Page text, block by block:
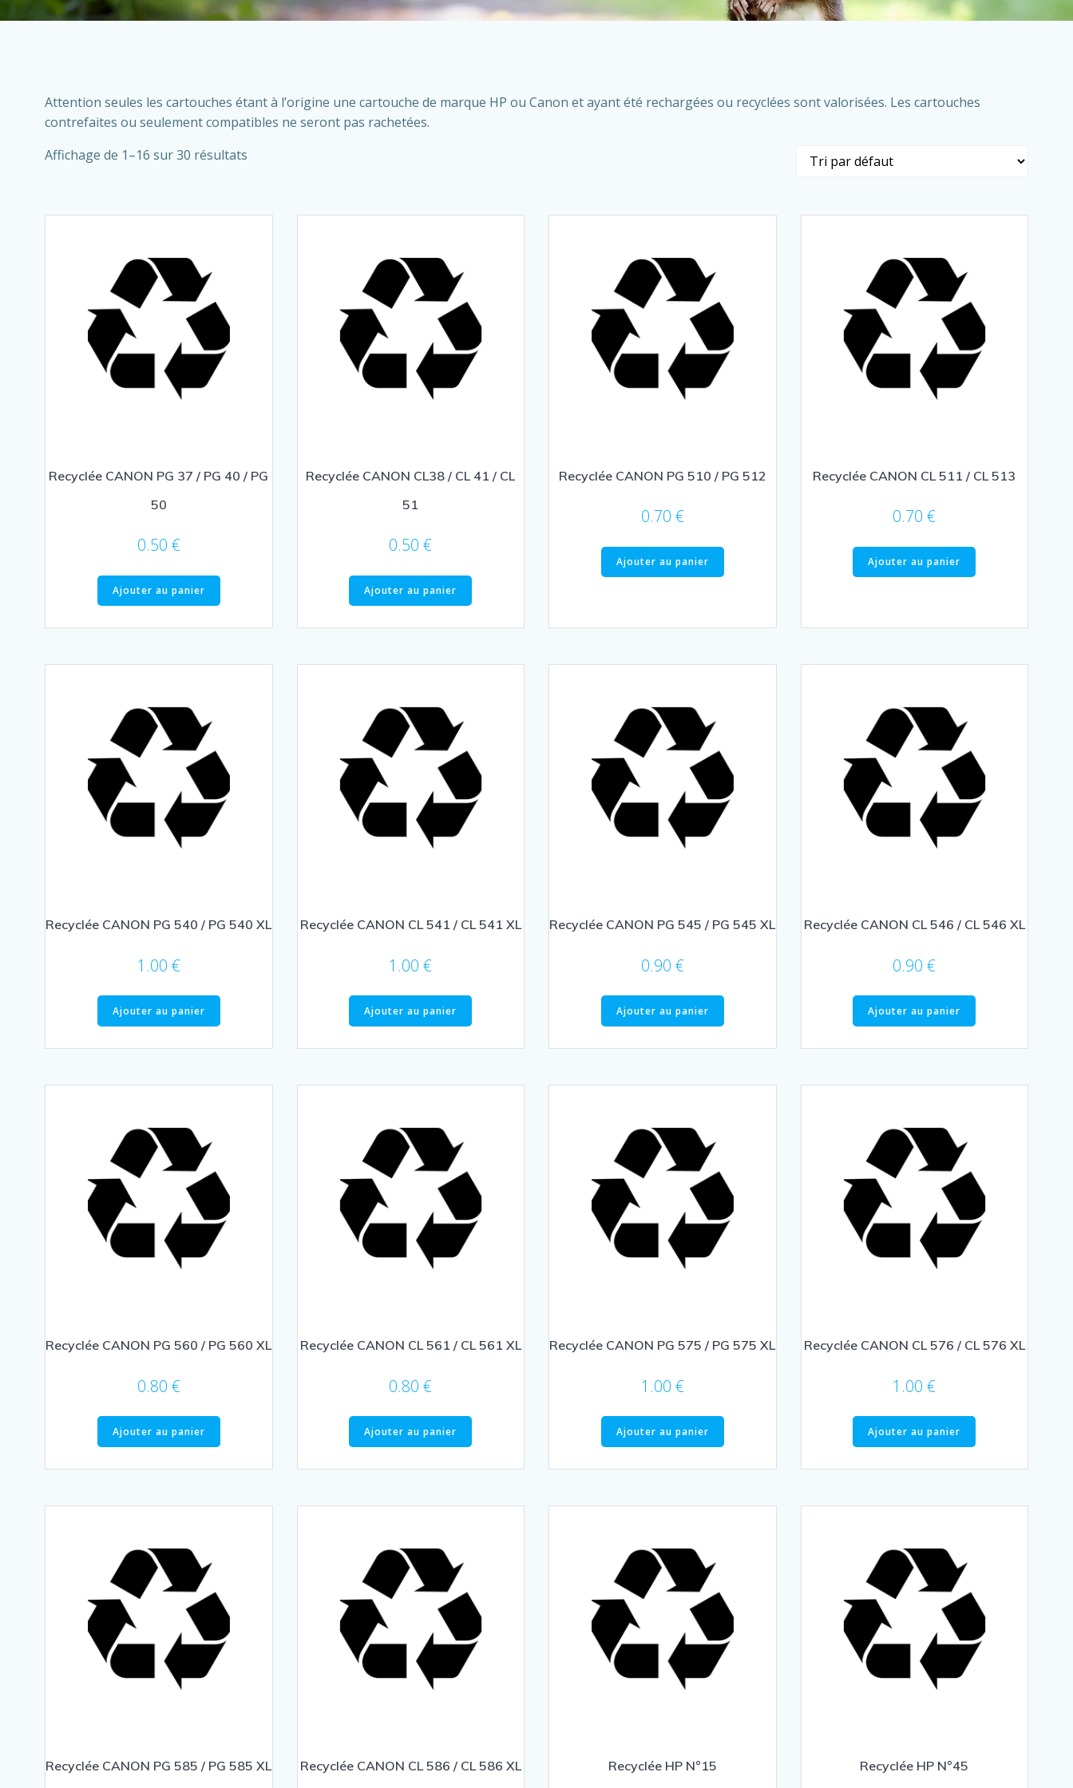
Attention seules les cartouches étant à l’origine une cartouche de marque HP ou Canon et ayant été rechargées ou recyclées sont valorisées. Les cartouches
contrefaites ou seulement compatibles ne seront pas rachetées.
Affichage de 1–16 sur 30 résultats
Recyclée CANON PG 37 / PG 40 / PG
50
0.50 €
Ajouter au panier
Recyclée CANON CL38 / CL 41 / CL
51
0.50€
Ajouter au panier
Recyclée CANON PG 510 / PG 512
0.70 €
Ajouter au panier
Recyclée CANON CL 511 / CL 513
0.70€
Ajouter au panier
Recyclée CANON PG 540 / PG 540 XL
1.00 €
Ajouter au panier
Recyclée CANON CL 541 / CL 541 XL
1.00€
Ajouter au panier
Recyclée CANON PG 545 / PG 545 XL
0.90 €
Ajouter au panier
Recyclée CANON CL 546 / CL 546 XL
0.90€
Ajouter au panier
Recyclée CANON PG 560 / PG 560 XL
0.80 €
Ajouter au panier
Recyclée CANON CL 561 / CL 561 XL
0.80€
Ajouter au panier
Recyclée CANON PG 575 / PG 575 XL
1.00 €
Ajouter au panier
Recyclée CANON CL 576 / CL 576 XL
1.00€
Ajouter au panier
Recyclée CANON PG 585 / PG 585 XL Recyclée CANON CL 586 / CL 586 XL Recyclée HP N°15 Recyclée HP N°45